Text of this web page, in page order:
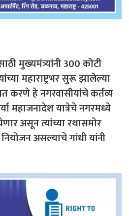
मुख्यमंत्र्यांनी 300 कोटी
महाराष्ट्रभर सुरू झालेल्या
करणे हे नगरवासीयांचे कर्तव्य
महाजनादेश यात्रेचे नगरमध्ये
असून त्यांच्या रथासमोर
असल्याचे गांधी यांनी